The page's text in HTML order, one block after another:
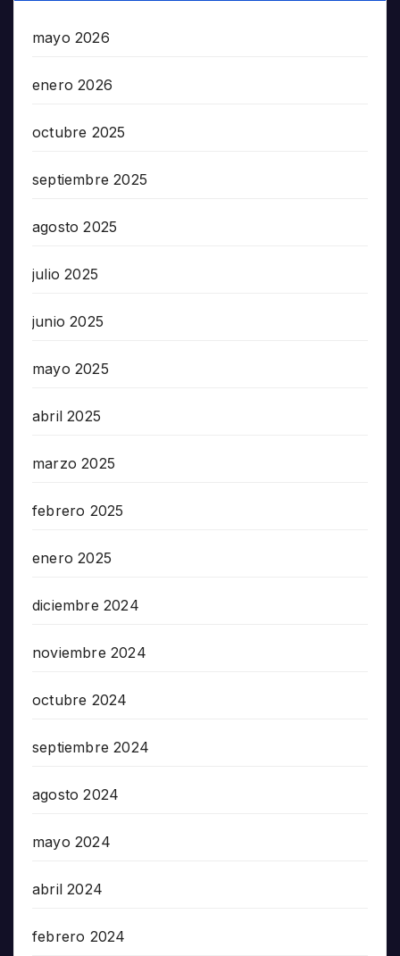
mayo 2026
enero 2026
octubre 2025
septiembre 2025
agosto 2025
julio 2025
junio 2025
mayo 2025
abril 2025
marzo 2025
febrero 2025
enero 2025
diciembre 2024
noviembre 2024
octubre 2024
septiembre 2024
agosto 2024
mayo 2024
abril 2024
febrero 2024